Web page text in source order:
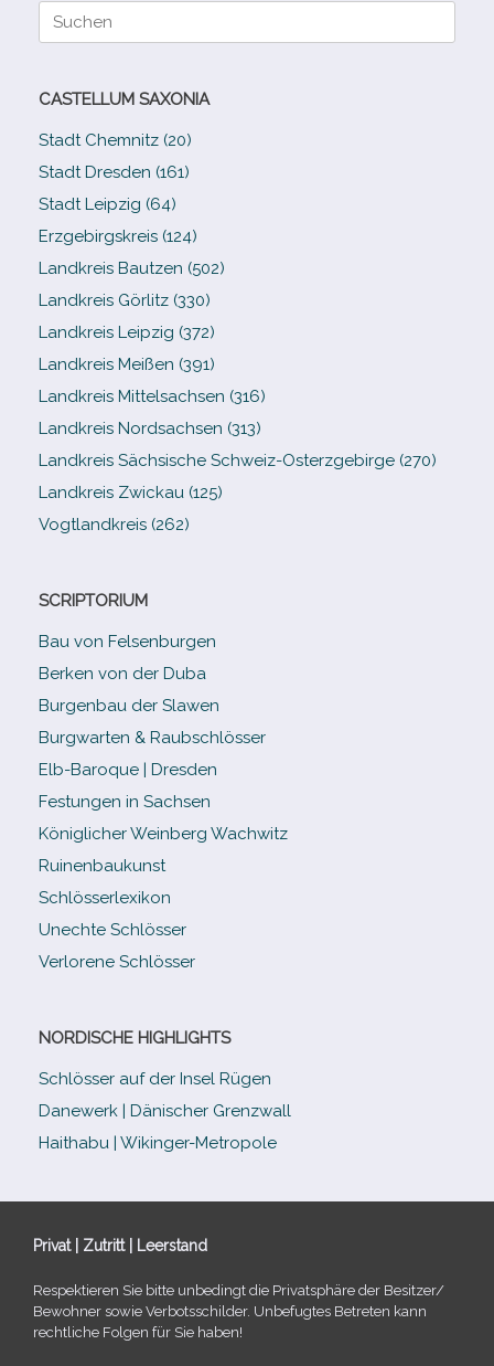
Suche
CASTELLUM SAXONIA
Stadt Chemnitz (20)
Stadt Dresden (161)
Stadt Leipzig (64)
Erzgebirgskreis (124)
Landkreis Bautzen (502)
Landkreis Görlitz (330)
Landkreis Leipzig (372)
Landkreis Meißen (391)
Landkreis Mittelsachsen (316)
Landkreis Nordsachsen (313)
Landkreis Sächsische Schweiz-​Osterzgebirge (270)
Landkreis Zwickau (125)
Vogtlandkreis (262)
SCRIPTORIUM
Bau von Felsenburgen
Berken von der Duba
Burgenbau der Slawen
Burgwarten & Raubschlösser
Elb-​Baroque | Dresden
Festungen in Sachsen
Königlicher Weinberg Wachwitz
Ruinenbaukunst
Schlösserlexikon
Unechte Schlösser
Verlorene Schlösser
NORDISCHE HIGHLIGHTS
Schlösser auf der Insel Rügen
Danewerk | Dänischer Grenzwall
Haithabu | Wikinger-Metropole
Privat | Zutritt | Leerstand
Respektieren Sie bitte unbe­dingt die Privatsphäre der Besitzer/​
Bewohner sowie Verbotsschilder. Unbefugtes Betreten kann
recht­li­che Folgen für Sie haben!